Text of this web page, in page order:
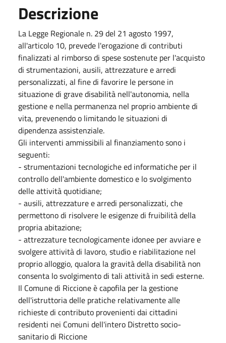
Descrizione
La Legge Regionale n. 29 del 21 agosto 1997,
all'articolo 10, prevede l'erogazione di contributi
finalizzati al rimborso di spese sostenute per l'acquisto
di strumentazioni, ausili, attrezzature e arredi
personalizzati, al fine di favorire le persone in
situazione di grave disabilità nell'autonomia, nella
gestione e nella permanenza nel proprio ambiente di
vita, prevenendo o limitando le situazioni di
dipendenza assistenziale.
Gli interventi ammissibili al finanziamento sono i
seguenti:
- strumentazioni tecnologiche ed informatiche per il
controllo dell'ambiente domestico e lo svolgimento
delle attività quotidiane;
- ausili, attrezzature e arredi personalizzati, che
permettono di risolvere le esigenze di fruibilità della
propria abitazione;
- attrezzature tecnologicamente idonee per avviare e
svolgere attività di lavoro, studio e riabilitazione nel
proprio alloggio, qualora la gravità della disabilità non
consenta lo svolgimento di tali attività in sedi esterne.
Il Comune di Riccione è capofila per la gestione
dell'istruttoria delle pratiche relativamente alle
richieste di contributo provenienti dai cittadini
residenti nei Comuni dell'intero Distretto socio-
sanitario di Riccione